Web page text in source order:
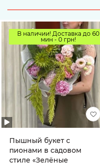
В наличии! Доставка до 60
мин - 0 грн!
Пышный букет с
пионами в садовом
стиле «Зелёные